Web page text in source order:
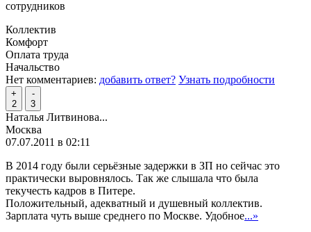
сотрудников
Коллектив
Комфорт
Оплата труда
Начальство
Нет комментариев: добавить ответ? Узнать подробности
+
2
-
3
Наталья Литвинова...
Москва
07.07.2011 в 02:11
В 2014 году были серьёзные задержки в ЗП но сейчас это
практически выровнялось. Так же слышала что была
текучесть кадров в Питере.
Положительный, адекватный и душевный коллектив.
Зарплата чуть выше среднего по Москве. Удобное...»